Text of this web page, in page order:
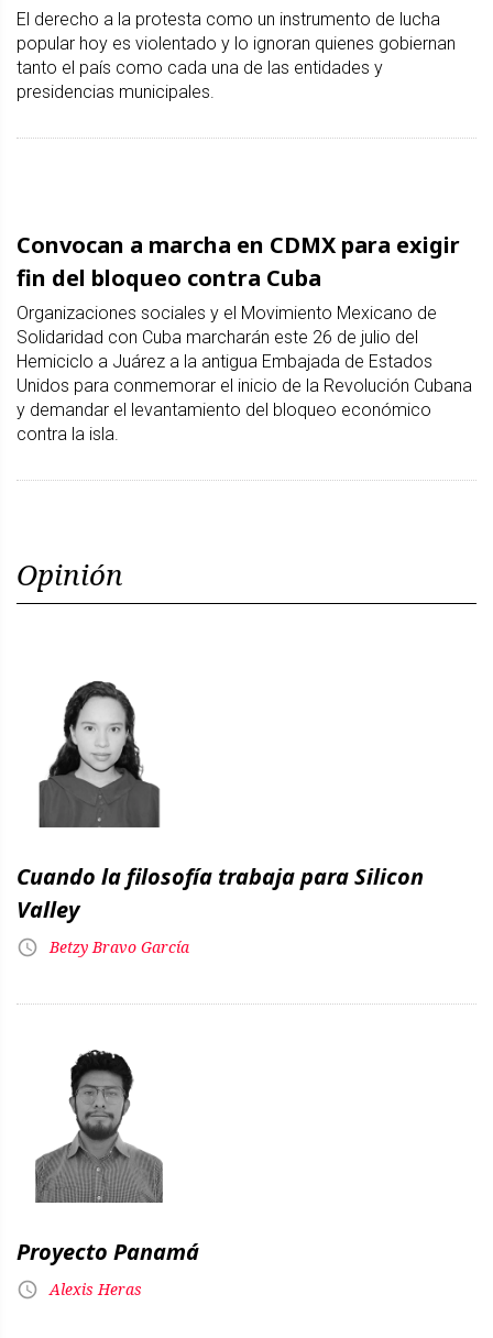
El derecho a la protesta como un instrumento de lucha
popular hoy es violentado y lo ignoran quienes gobiernan
tanto el país como cada una de las entidades y
presidencias municipales.
Convocan a marcha en CDMX para exigir
fin del bloqueo contra Cuba
Organizaciones sociales y el Movimiento Mexicano de
Solidaridad con Cuba marcharán este 26 de julio del
Hemiciclo a Juárez a la antigua Embajada de Estados
Unidos para conmemorar el inicio de la Revolución Cubana
y demandar el levantamiento del bloqueo económico
contra la isla.
Opinión
Cuando la filosofía trabaja para Silicon
Valley
Betzy Bravo García
Proyecto Panamá
Alexis Heras